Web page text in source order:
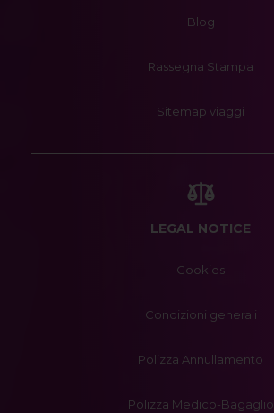
Blog
Rassegna Stampa
Sitemap viaggi
LEGAL NOTICE
Cookies
Condizioni generali
Polizza Annullamento
Polizza Medico-Bagaglio